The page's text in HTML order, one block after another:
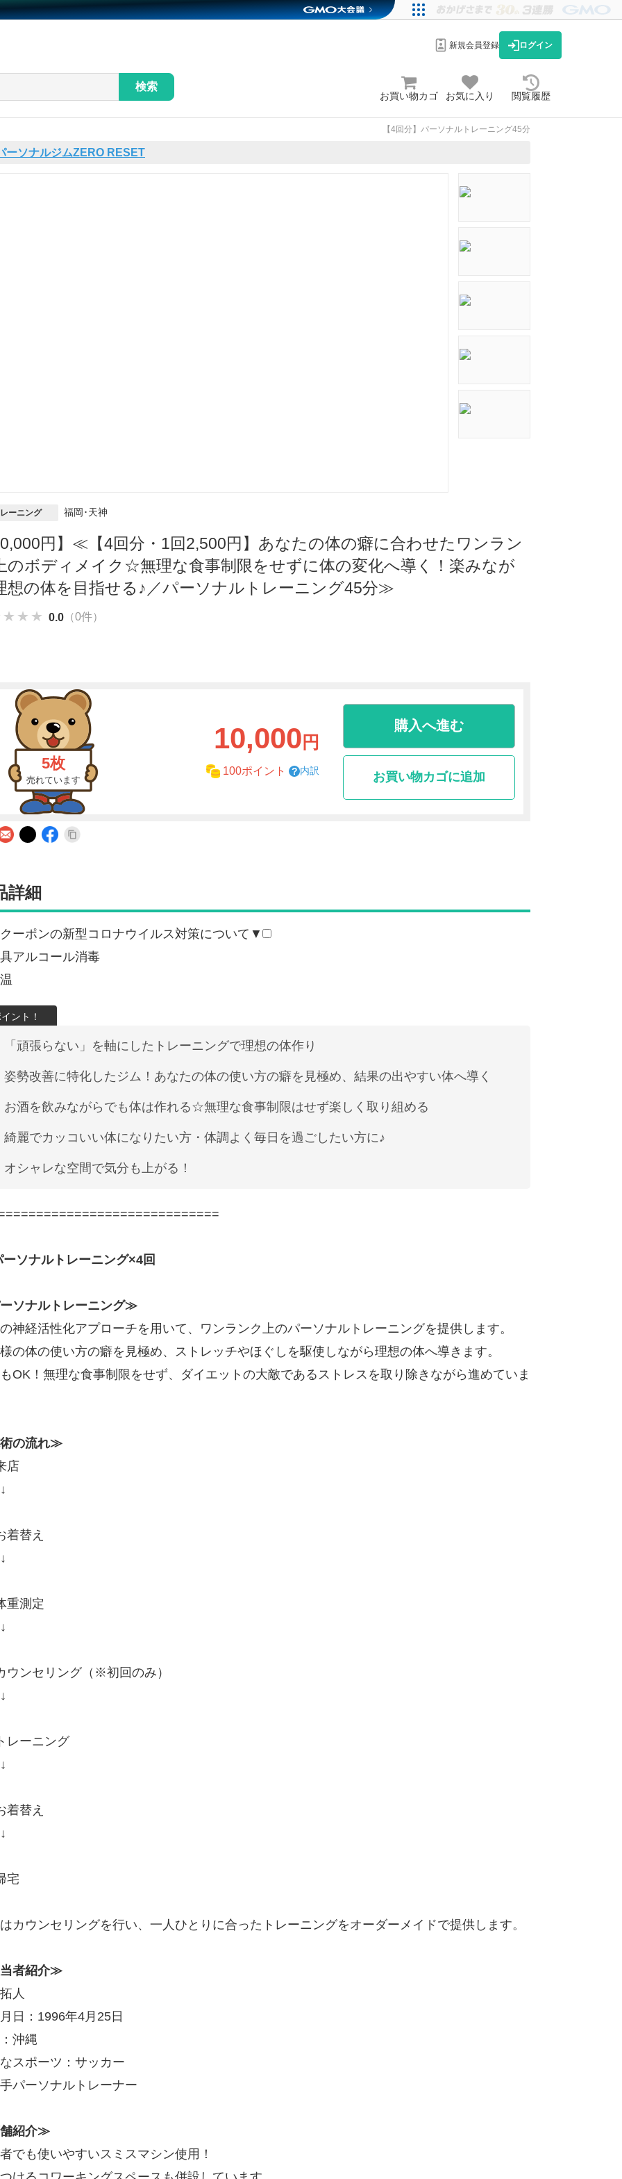
新規会員登録 ログイン
検索
お買い物カゴ お気に入り 閲覧履歴
【4回分】パーソナルトレーニング45分
ーソナルジムZERO RESET
ーニング 福岡･天神
円】≪【4回分・1回2,500円】あなたの体の癖に合わせたワンラン
のボディメイク☆無理な食事制限をせずに体の変化へ導く！楽みなが
想の体を目指せる♪／パーソナルトレーニング45分≫
0.0 （0件）
5枚
売れています
10,000 円
100ポイント 内訳
購入へ進む
お買い物カゴに追加
詳細
ーポンの新型コロナウイルス対策について▼
アルコール消毒
「頑張らない」を軸にしたトレーニングで理想の体作り
姿勢改善に特化したジム！あなたの体の使い方の癖を見極め、結果の出やすい体へ導く
お酒を飲みながらでも体は作れる☆無理な食事制限はせず楽しく取り組める
綺麗でカッコいい体になりたい方・体調よく毎日を過ごしたい方に♪
オシャレな空間で気分も上がる！
ソナルトレーニング×4回
ソナルトレーニング≫
神経活性化アプローチを用いて、ワンランク上のパーソナルトレーニングを提供します。
の体の使い方の癖を見極め、ストレッチやほぐしを駆使しながら理想の体へ導きます。
OK！無理な食事制限をせず、ダイエットの大敵であるストレスを取り除きながら進めていま
の流れ≫
店
着替え
重測定
ウンセリング（※初回のみ）
レーニング
着替え
宅
カウンセリングを行い、一人ひとりに合ったトレーニングをオーダーメイドで提供します。
者紹介≫
人
日：1996年4月25日
沖縄
スポーツ：サッカー
パーソナルトレーナー
紹介≫
でも使いやすいスミスマシン使用！